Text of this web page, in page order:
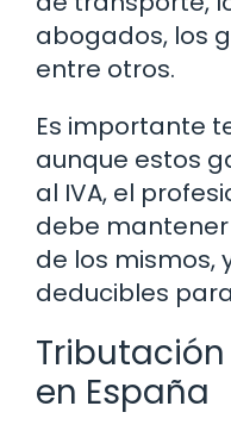
abogados, los
entre otros.
Es importante
aunque estos
al IVA, el
debe
de los mismos,
deducibles
en España